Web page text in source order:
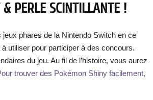
PERLE SCINTILLANTE !
jeux phares de la Nintendo Switch en ce
utiliser pour participer à des concours.
du jeu. Au fil de l’histoire, vous aurez
trouver des Pokémon Shiny facilement,